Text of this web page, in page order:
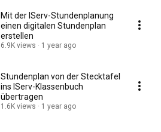
Mit der IServ-Stundenplanung
einen digitalen Stundenplan
erstellen
6.9K views 1 year ago
Stundenplan von der Stecktafel
ins IServ-Klassenbuch
übertragen
1.6K views 1 year ago